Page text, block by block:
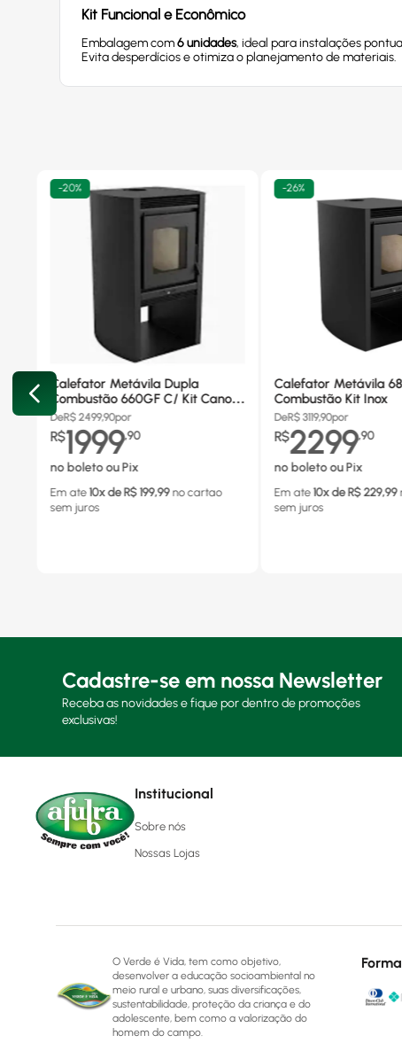
Kit Funcional e Econômico
Embalagem com6 unidades, ideal para instalações
Evita desperdícios e otimiza o planejamento de materiais.
-20%
Calefator Metávila Dupla
Combustão 660GF C/ Kit Canos
Inox
DeR$2499,90por
R$1999,90
no boleto ou Pix
Em ate 10x de R$ 199,99 no cartao
sem juros
-26%
Calefator Metávila
Combustão Kit Inox
DeR$3119,90por
R$2299,90
no boleto ou Pix
Em ate 10x de R$ 229,99
sem juros
Cadastre-se em nossa Newsletter
Receba as novidades e fique por dentro de promoções
exclusivas!
Institucional
Sobre nós
Nossas Lojas
O Verde é Vida, tem como objetivo,
desenvolver a educação socioambiental no
meio rural e urbano, suas diversificações,
sustentabilidade, proteção da criança e do
adolescente, bem como a valorização do
homem do campo.